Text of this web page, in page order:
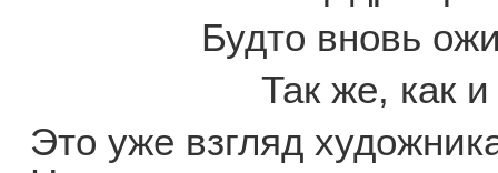
Будто вновь
Так же, как
Это уже взгляд